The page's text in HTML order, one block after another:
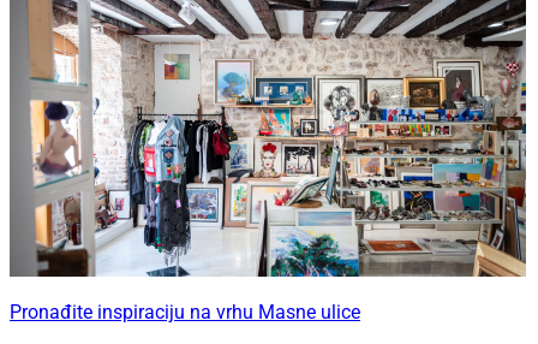
Pronađite inspiraciju na vrhu Masne ulice